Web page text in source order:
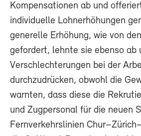
Kompensationen ab und
individuelle Lohnerhöhungen
generelle Erhöhung, wie von
gefordert, lehnte sie ebenso ab
Verschlechterungen bei der
durchzudrücken, obwohl die
warnten, dass diese die
und Zugpersonal für die neuen
Fernverkehrslinien